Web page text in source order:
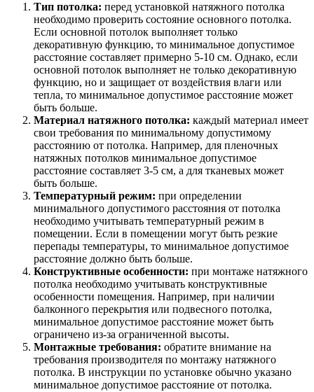
Тип потолка: перед установкой натяжного потолка
необходимо проверить состояние основного потолка.
Если основной потолок выполняет только
декоративную функцию, то минимальное допустимое
расстояние составляет примерно 5-10 см. Однако, если
основной потолок выполняет не только декоративную
функцию, но и защищает от воздействия влаги или
тепла, то минимальное допустимое расстояние может
быть больше.
Материал натяжного потолка: каждый материал имеет
свои требования по минимальному допустимому
расстоянию от потолка. Например, для пленочных
натяжных потолков минимальное допустимое
расстояние составляет 3-5 см, а для тканевых может
быть больше.
Температурный режим: при определении
минимального допустимого расстояния от потолка
необходимо учитывать температурный режим в
помещении. Если в помещении могут быть резкие
перепады температуры, то минимальное допустимое
расстояние должно быть больше.
Конструктивные особенности: при монтаже натяжного
потолка необходимо учитывать конструктивные
особенности помещения. Например, при наличии
балконного перекрытия или подвесного потолка,
минимальное допустимое расстояние может быть
ограничено из-за ограниченной высоты.
Монтажные требования: обратите внимание на
требования производителя по монтажу натяжного
потолка. В инструкции по установке обычно указано
минимальное допустимое расстояние от потолка.